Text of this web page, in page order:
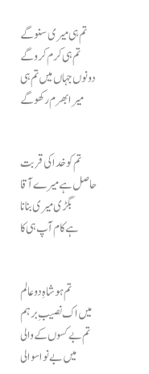
تم ہی میری سنو گے
تم ہی کرم کرو گے
دونوں جہاں میں تم ہی
میرا بھرم رکھو گے
تم کو خدا کی قربت
حاصل ہے میرے آقا
بگڑی میری بنانا
ہے کام آپ ہی کا
تم ہو شاہِ دوعالم
میں اک نصیبِ برہم
تم بےکسوں کے والی
میں بے نوا سوالی